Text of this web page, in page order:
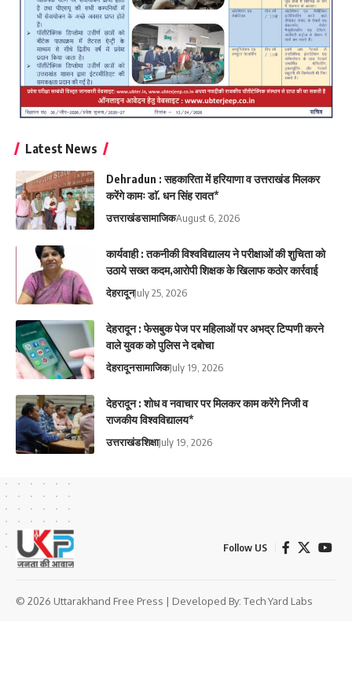
Latest News
Dehradun : सहकारिता में हरियाणा व उत्तराखंड मिलकर
करेंगे कामः डाॅ. धन सिंह रावत*
उत्तराखंडसामाजिकAugust 6, 2026
कार्यवाही : तकनीकी विश्वविद्यालय ने परीक्षाओं की शुचिता को
उठाये सख्त कदम,आरोपी शिक्षक के खिलाफ कठोर कार्रवाई
देहरादूनJuly 25, 2026
देहरादून : फेसबुक पेज पर महिलाओं पर अभद्र टिप्पणी करने
वाले युवक को पुलिस ने दबोचा
देहरादूनसामाजिकJuly 19, 2026
देहरादून : शोध व नवाचार पर मिलकर काम करेंगे निजी व
राजकीय विश्वविद्यालय*
उत्तराखंडशिक्षाJuly 19, 2026
Follow US
© 2026 Uttarakhand Free Press | Developed By: Tech Yard Labs